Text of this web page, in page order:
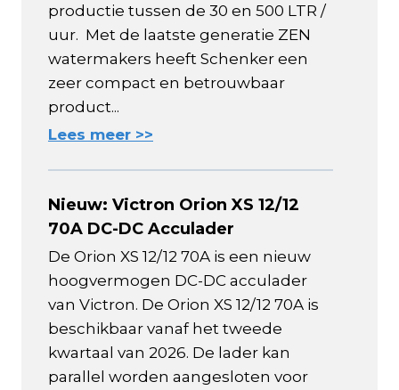
productie tussen de 30 en 500 LTR /
uur. Met de laatste generatie ZEN
watermakers heeft Schenker een
zeer compact en betrouwbaar
product...
Lees meer >>
Nieuw: Victron Orion XS 12/12
70A DC-DC Acculader
De Orion XS 12/12 70A is een nieuw
hoogvermogen DC-DC acculader
van Victron. De Orion XS 12/12 70A is
beschikbaar vanaf het tweede
kwartaal van 2026. De lader kan
parallel worden aangesloten voor